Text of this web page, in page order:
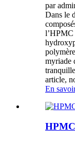
par
Dans le
l’HPMC
myriade
article,
En